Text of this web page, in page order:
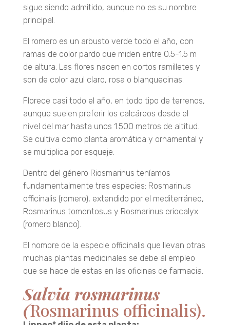
sigue siendo admitido, aunque no es su nombre
principal.
El romero es un arbusto verde todo el año, con
ramas de color pardo que miden entre 0.5-1.5 m
de altura. Las flores nacen en cortos ramilletes y
son de color azul claro, rosa o blanquecinas.
Florece casi todo el año, en todo tipo de terrenos,
aunque suelen preferir los calcáreos desde el
nivel del mar hasta unos 1.500 metros de altitud.
Se cultiva como planta aromática y ornamental y
se multiplica por esqueje.
Dentro del género Riosmarinus teníamos
fundamentalmente tres especies: Rosmarinus
officinalis (romero), extendido por el mediterráneo,
Rosmarinus tomentosus y Rosmarinus eriocalyx
(romero blanco).
El nombre de la especie officinalis que llevan otras
muchas plantas medicinales se debe al empleo
que se hace de estas en las oficinas de farmacia.
Salvia rosmarinus
(Rosmarinus officinalis).